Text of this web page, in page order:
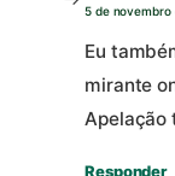
5 de novembro
Eu
mirante
Apelação
Responder